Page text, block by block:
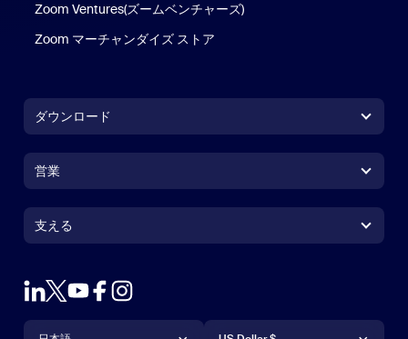
Zoom Ventures(ズームベンチャーズ)
Zoom マーチャンダイズ ストア
ダウンロード
Zoom Rooms アプリZoom Rooms アプリ
Zoom Rooms コントローラ
Outlook プラグイン
営業
営業担当にお問い合わせ
デモを申し込む
ウェビナーとイベント
支える
支える
アカウント
サポートセンター
言語 通貨